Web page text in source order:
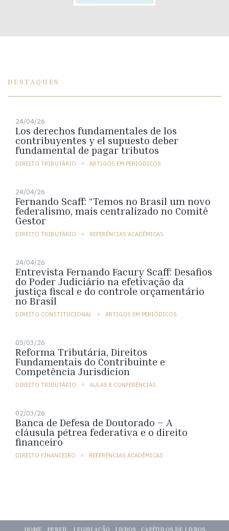
DESTAQUES
24/04/26
Los derechos fundamentales de los
contribuyentes y el supuesto deber
fundamental de pagar tributos
DIREITO TRIBUTÁRIO ARTIGOS EM PERIÓDICOS
24/04/26
Fernando Scaff: “Temos no Brasil um novo
federalismo, mais centralizado no Comitê
Gestor
DIREITO TRIBUTÁRIO REFERÊNCIAS ACADÊMICAS
24/04/26
Entrevista Fernando Facury Scaff: Desafios
do Poder Judiciário na efetivação da
justiça fiscal e do controle orçamentário
no Brasil
DIREITO CONSTITUCIONAL ARTIGOS EM PERIÓDICOS
05/03/26
Reforma Tributária, Direitos
Fundamentais do Contribuinte e
Competência Jurisdicion
DIREITO TRIBUTÁRIO AULAS E CONFERÊNCIAS
02/03/26
Banca de Defesa de Doutorado – A
cláusula pétrea federativa e o direito
financeiro
DIREITO FINANCEIRO REFERÊNCIAS ACADÊMICAS
HOME PERFIL LEGISLAÇÃO LIVROS CAPÍTULOS DE LIVROS